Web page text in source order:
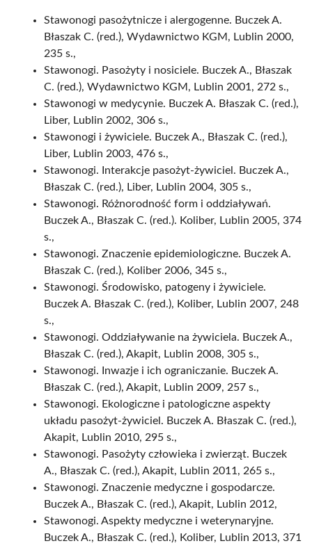
Stawonogi pasożytnicze i alergogenne. Buczek A.
Błaszak C. (red.), Wydawnictwo KGM, Lublin 2000,
235 s.,
Stawonogi. Pasożyty i nosiciele. Buczek A., Błaszak
C. (red.), Wydawnictwo KGM, Lublin 2001, 272 s.,
Stawonogi w medycynie. Buczek A. Błaszak C. (red.),
Liber, Lublin 2002, 306 s.,
Stawonogi i żywiciele. Buczek A., Błaszak C. (red.),
Liber, Lublin 2003, 476 s.,
Stawonogi. Interakcje pasożyt-żywiciel. Buczek A.,
Błaszak C. (red.), Liber, Lublin 2004, 305 s.,
Stawonogi. Różnorodność form i oddziaływań.
Buczek A., Błaszak C. (red.). Koliber, Lublin 2005, 374
s.,
Stawonogi. Znaczenie epidemiologiczne. Buczek A.
Błaszak C. (red.), Koliber 2006, 345 s.,
Stawonogi. Środowisko, patogeny i żywiciele.
Buczek A. Błaszak C. (red.), Koliber, Lublin 2007, 248
s.,
Stawonogi. Oddziaływanie na żywiciela. Buczek A.,
Błaszak C. (red.), Akapit, Lublin 2008, 305 s.,
Stawonogi. Inwazje i ich ograniczanie. Buczek A.
Błaszak C. (red.), Akapit, Lublin 2009, 257 s.,
Stawonogi. Ekologiczne i patologiczne aspekty
układu pasożyt-żywiciel. Buczek A. Błaszak C. (red.),
Akapit, Lublin 2010, 295 s.,
Stawonogi. Pasożyty człowieka i zwierząt. Buczek
A., Błaszak C. (red.), Akapit, Lublin 2011, 265 s.,
Stawonogi. Znaczenie medyczne i gospodarcze.
Buczek A., Błaszak C. (red.), Akapit, Lublin 2012,
Stawonogi. Aspekty medyczne i weterynaryjne.
Buczek A., Błaszak C. (red.), Koliber, Lublin 2013, 371